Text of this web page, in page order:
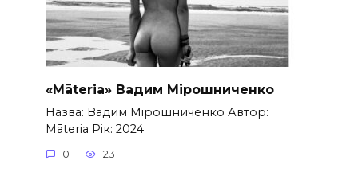
«Māteria» Вадим Мірошниченко
Назва: Вадим Мірошниченко Автор:
Māteria Рік: 2024
0 23